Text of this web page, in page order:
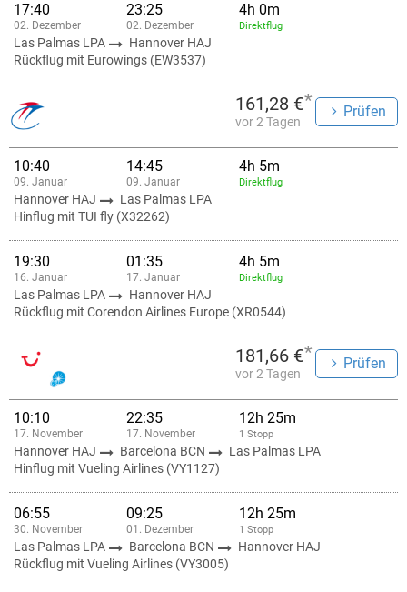
17:40
02. Dezember
23:25
02. Dezember
4h 0m
Direktflug
Las Palmas LPA
Hannover HAJ
Rückflug mit Eurowings (EW3537)
161,28 €*
vor 2 Tagen
Prüfen
10:40
09. Januar
14:45
09. Januar
4h 5m
Direktflug
Hannover HAJ
Las Palmas LPA
Hinflug mit TUI fly (X32262)
19:30
16. Januar
01:35
17. Januar
4h 5m
Direktflug
Las Palmas LPA
Hannover HAJ
Rückflug mit Corendon Airlines Europe (XR0544)
181,66 €*
vor 2 Tagen
Prüfen
10:10
17. November
22:35
17. November
12h 25m
1 Stopp
Hannover HAJ Barcelona BCN
Las Palmas LPA
Hinflug mit Vueling Airlines (VY1127)
06:55
30. November
09:25
01. Dezember
12h 25m
1 Stopp
Las Palmas LPA Barcelona BCN
Hannover HAJ
Rückflug mit Vueling Airlines (VY3005)